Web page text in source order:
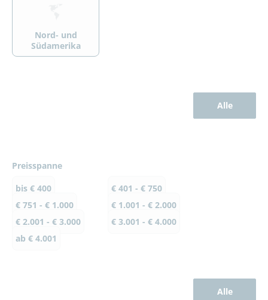
Nord- und
Südamerika
Alle
Preisspanne
bis € 400
€ 401 - € 750
€ 751 - € 1.000
€ 1.001 - € 2.000
€ 2.001 - € 3.000
€ 3.001 - € 4.000
ab € 4.001
Alle